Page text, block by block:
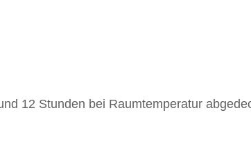
12 Stunden bei Raumtemperatur